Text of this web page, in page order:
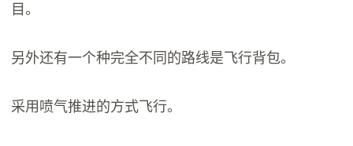
目。
另外还有一个种完全不同的路线是飞行背包。
采用喷气推进的方式飞行。